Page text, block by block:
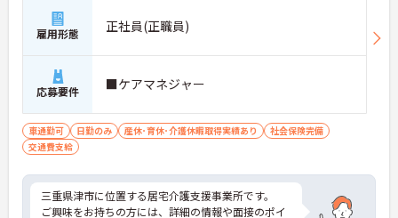
雇用形態 正社員(正職員)
応募要件 ■ケアマネジャー
車通勤可 日勤のみ 産休･育休･介護休暇取得実績あり
社会保険完備
交通費支給
三重県津市に位置する居宅介護支援事業所です。
ご興味をお持ちの方には、詳細の情報や面接のポイ